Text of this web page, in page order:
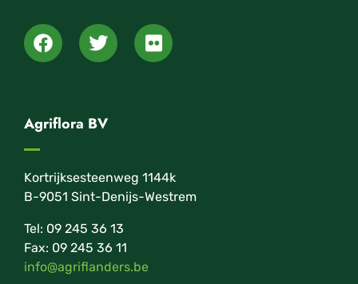
Agriflora BV
Kortrijksesteenweg 1144k
B-9051 Sint-Denijs-Westrem
Tel: 09 245 36 13
Fax: 09 245 36 11
info@agriflanders.be